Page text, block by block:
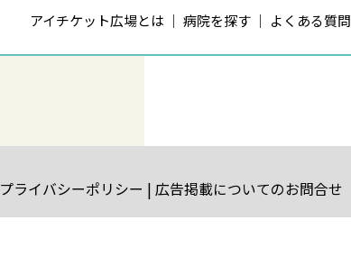
アイチケット広場とは 病院を探す よくある質問
プライバシーポリシー 広告掲載についてのお問合せ